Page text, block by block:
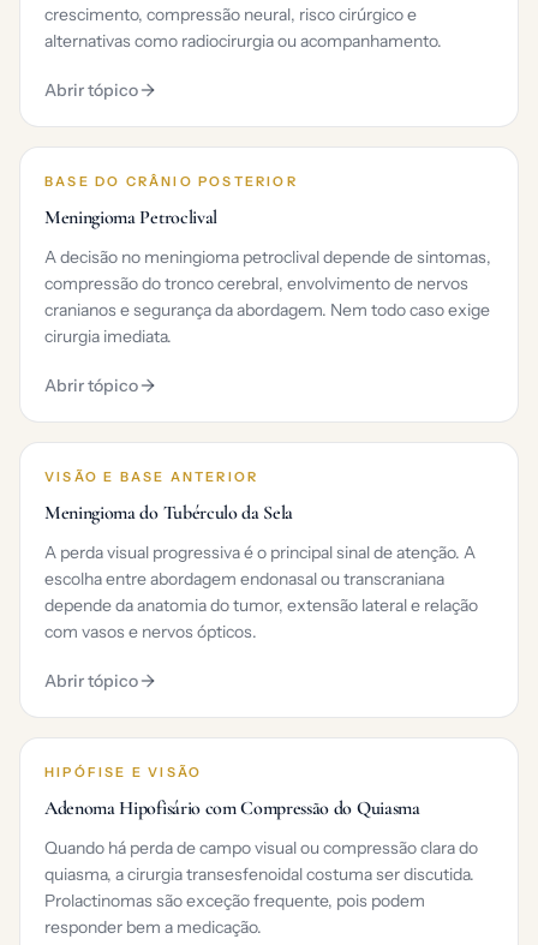
crescimento, compressão neural, risco cirúrgico e
alternativas como radiocirurgia ou acompanhamento.
Abrir tópico
BASE DO CRÂNIO POSTERIOR
Meningioma Petroclival
A decisão no meningioma petroclival depende de sintomas,
compressão do tronco cerebral, envolvimento de nervos
cranianos e segurança da abordagem. Nem todo caso exige
cirurgia imediata.
Abrir tópico
VISÃO E BASE ANTERIOR
Meningioma do Tubérculo da Sela
A perda visual progressiva é o principal sinal de atenção. A
escolha entre abordagem endonasal ou transcraniana
depende da anatomia do tumor, extensão lateral e relação
com vasos e nervos ópticos.
Abrir tópico
HIPÓFISE E VISÃO
Adenoma Hipofisário com Compressão do Quiasma
Quando há perda de campo visual ou compressão clara do
quiasma, a cirurgia transesfenoidal costuma ser discutida.
Prolactinomas são exceção frequente, pois podem
responder bem a medicação.